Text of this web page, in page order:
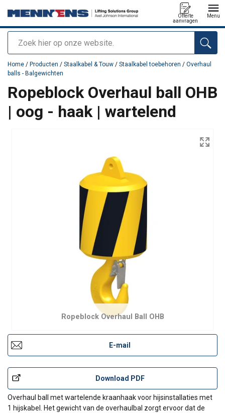
Zoeken
Offerte
aanvragen
Menu
toegevoegd aan uw offerte
Home / Producten / Staalkabel & Touw / Staalkabel toebehoren / Overhaul
balls - Balgewichten
Ropeblock Overhaul ball OHB
| oog - haak | wartelend
Ropeblock Overhaul Ball OHB
E-mail
Download PDF
Overhaul ball met wartelende kraanhaak voor hijsinstallaties met
1 hijskabel. Het gewicht van de overhaulbal zorgt ervoor dat de